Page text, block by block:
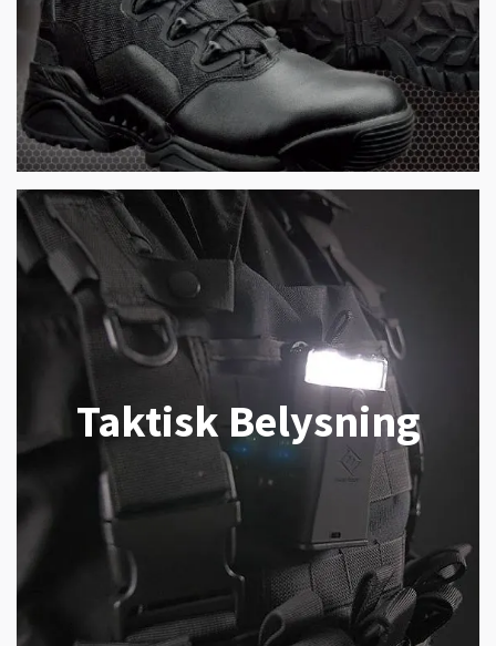
Taktisk Belysning